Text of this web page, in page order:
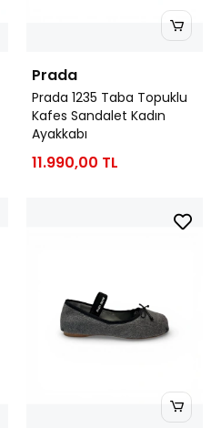
Prada
Prada 1235 Taba Topuklu
Kafes Sandalet Kadın
Ayakkabı
11.990,00 TL